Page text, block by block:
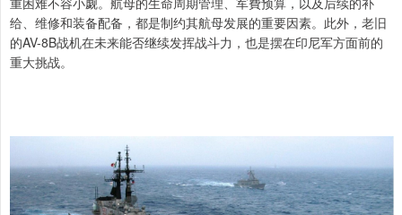
给、维修和装备配备，都是制约其航母发展的重要因素。此外，老旧
的AV-8B战机在未来能否继续发挥战斗力，也是摆在印尼军方面前的
重大挑战。